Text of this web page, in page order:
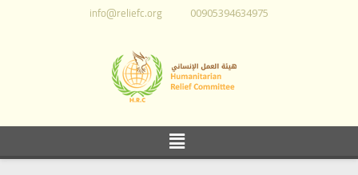
00905394634975
info@reliefc.org